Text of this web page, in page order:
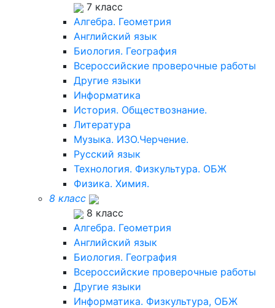
7 класс
Алгебра. Геометрия
Английский язык
Биология. География
Всероссийские проверочные работы
Другие языки
Информатика
История. Обществознание.
Литература
Музыка. ИЗО.Черчение.
Русский язык
Технология. Физкультура. ОБЖ
Физика. Химия.
8 класс
8 класс
Алгебра. Геометрия
Английский язык
Биология. География
Всероссийские проверочные работы
Другие языки
Информатика. Физкультура, ОБЖ